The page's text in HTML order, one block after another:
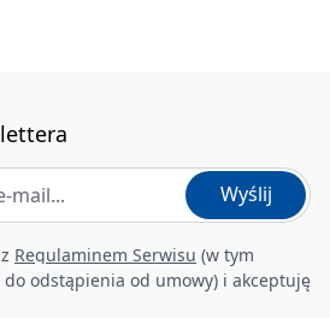
Wyślij
Regulaminem Serwisu (w tym
odstąpienia od umowy) i akceptuję